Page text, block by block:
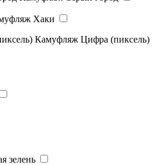
Хаки
Камуфляж Цифра (пиксель)
зелень